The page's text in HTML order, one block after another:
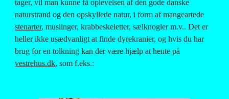
tager, vil man kunne få oplevelsen af den gode danske
naturstrand og den opskyllede natur, i form af mangeartede
stenarter, muslinger, krabbeskeletter, sælknogler m.v.. Det er
heller ikke usædvanligt at finde dyrekranier, og hvis du har
vestrehus.dk, som f.eks.: